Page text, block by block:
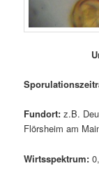
Fundort: z.B.
Flörsheim am
Wirtsspektrum: